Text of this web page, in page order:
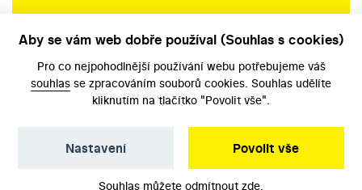
Aby se vám web dobře používal (Souhlas s cookies)
Pro co nejpohodlnější používání webu potřebujeme váš
souhlas se zpracováním souborů cookies. Souhlas udělíte
kliknutím na tlačítko "Povolit vše".
Povolit vše
Nastavení
Souhlas můžete odmítnout zde